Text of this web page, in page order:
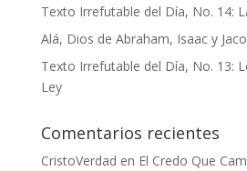
Texto Irrefutable del Día, No. 14:
Alá, Dios de Abraham, Isaac y
Texto Irrefutable del Día, No. 13:
Ley
Comentarios recientes
CristoVerdad en El Credo Que